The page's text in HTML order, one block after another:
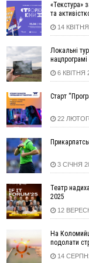
11:55
Вчора у
зафіксували
11:45
У Надвірній
призначив
11:17
У басейні
води
11:09
У Бурштині
з'ясовує
10:30
ФОП із
тисяч
08:52
У горах біля
двох жінок, які
05 Серпня
19:52
У
відкритої
18:42
На лінії
"Плацдарм"
18:11
СБС за дві
територіях
«Текстура»
та
14 КВІТНЯ
Локальні
6 КВІТНЯ
Старт
22
3 СІЧНЯ
Театр
2025
12
На
подолати
14